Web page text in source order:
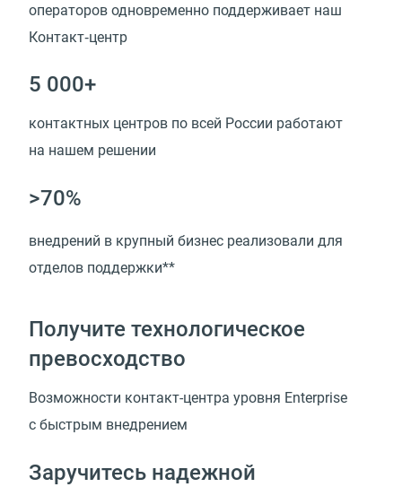
операторов одновременно поддерживает наш
Контакт‑центр
5 000+
контактных центров по всей России работают
на нашем решении
>70%
внедрений в крупный бизнес реализовали для
отделов поддержки**
Получите технологическое
превосходство
Возможности контакт-центра уровня Enterprise
с быстрым внедрением
Заручитесь надежной